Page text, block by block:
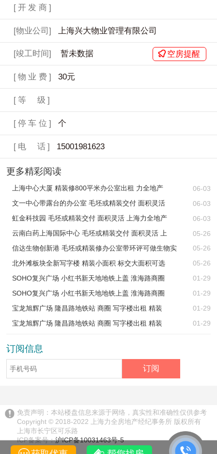
[开发商]
[物业公司] 上海兴大物业管理有限公司
[竣工时间] 暂未数据 空房提醒
[物业费] 30元
[等 级]
[停车位] 个
[电 话] 15001981623
更多精彩阅读
上海中心大厦 精装修800平米办公室出租 力全地产
06-03
文一中心带露台的办公室 毛坯或精装交付 面积灵活
06-03
虹金科技园 毛坯或精装交付 面积灵活 上海力全地产
06-03
云南白药上海国际中心 毛坯或精装交付 面积灵活 上
05-26
信达生物创新港 毛坯或精装修办公室带环评可做生物实
05-26
北外滩板块全新写字楼 精装小面积 标交大面积可选
05-26
SOHO复兴广场 小红书新天地地铁上盖 淮海路商圈
01-29
SOHO复兴广场 小红书新天地地铁上盖 淮海路商圈
01-29
宝龙旭辉广场 隆昌路地铁站 商圈 写字楼出租 精装
01-29
宝龙旭辉广场 隆昌路地铁站 商圈 写字楼出租 精装
01-29
订阅信息
免责声明：本站楼盘信息来源于网络，真实性和准确性仅供参考
Copyright © 2018-2022 上海力全房地产经纪事务所 版权所有
上海市长宁区可乐路
ICP备案号：沪ICP备10031463号-5